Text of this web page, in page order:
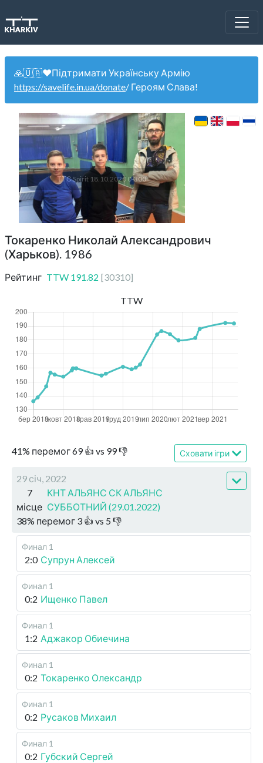
🙏🇺🇦❤️Підтримати Українську Армію
https://savelife.in.ua/donate/ Героям Слава!
ТТС Spirit 18.10.2020 0-300
Токаренко Николай Александрович
(Харьков). 1986
Рейтинг TTW 191.82 [30310]
41% перемог69👍 vs 99👎 Сховати ігри
29 січ, 2022
7
місце
КНТ АЛЬЯНС СК АЛЬЯНС
СУББОТНИЙ (29.01.2022)
38% перемог 3 👍 vs 5 👎
Финал 1
2:0 Супрун Алексей
Финал 1
0:2 Ищенко Павел
Финал 1
1:2 Аджакор Обиечина
Финал 1
0:2 Токаренко Олександр
Финал 1
0:2 Русаков Михаил
Финал 1
0:2 Губский Сергей
TTW